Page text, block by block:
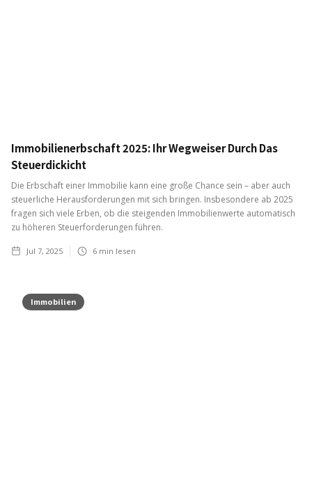
Immobilienerbschaft 2025: Ihr Wegweiser Durch Das
Steuerdickicht
Die Erbschaft einer Immobilie kann eine große Chance sein – aber auch
steuerliche Herausforderungen mit sich bringen. Insbesondere ab 2025
fragen sich viele Erben, ob die steigenden Immobilienwerte automatisch
zu höheren Steuerforderungen führen.
Jul 7, 2025 6 min lesen
Immobilien